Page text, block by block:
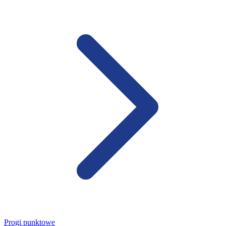
Progi punktowe